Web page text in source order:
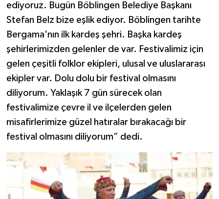
ediyoruz. Bugün Böblingen Belediye Başkanı
Stefan Belz bize eşlik ediyor. Böblingen tarihte
Bergama'nın ilk kardeş şehri. Başka kardeş
şehirlerimizden gelenler de var. Festivalimiz için
gelen çeşitli folklor ekipleri, ulusal ve uluslararası
ekipler var. Dolu dolu bir festival olmasını
diliyorum. Yaklaşık 7 gün sürecek olan
festivalimize çevre il ve ilçelerden gelen
misafirlerimize güzel hatıralar bırakacağı bir
festival olmasını diliyorum” dedi.